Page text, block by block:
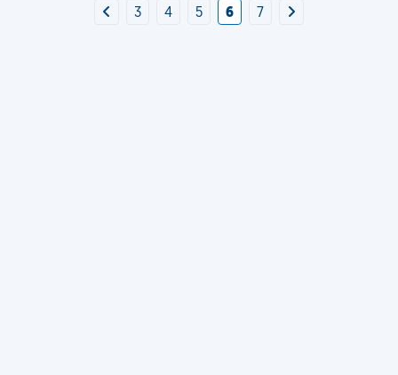
3 4 5 6 7